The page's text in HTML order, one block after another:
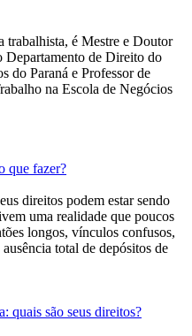
trabalhista, é Mestre e Doutor
de Direito do
do Paraná e Professor de
na Escola de Negócios
que fazer?
direitos podem estar sendo
uma realidade que poucos
longos, vínculos confusos,
total de depósitos de
quais são seus direitos?